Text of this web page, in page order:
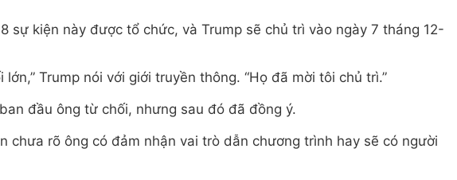
sự kiện này được tổ chức, và Trump sẽ chủ trì vào ngày 7 tháng 12-
Trump nói với giới truyền thông. “Họ đã mời tôi chủ trì.”
đầu ông từ chối, nhưng sau đó đã đồng ý.
chưa rõ ông có đảm nhận vai trò dẫn chương trình hay sẽ có người